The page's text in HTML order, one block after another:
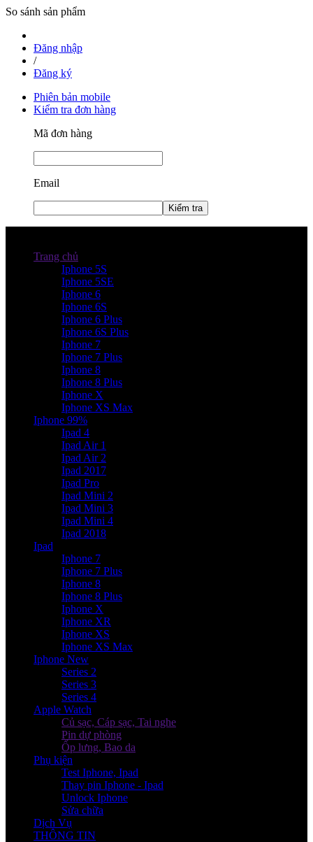
So sánh sản phẩm
Đăng nhập
/
Đăng ký
Phiên bản mobile
Kiểm tra đơn hàng
Mã đơn hàng
Email
Kiểm tra
Trang chủ
Iphone 5S
Iphone 5SE
Iphone 6
Iphone 6S
Iphone 6 Plus
Iphone 6S Plus
Iphone 7
Iphone 7 Plus
Iphone 8
Iphone 8 Plus
Iphone X
Iphone XS Max
Iphone 99%
Ipad 4
Ipad Air 1
Ipad Air 2
Ipad 2017
Ipad Pro
Ipad Mini 2
Ipad Mini 3
Ipad Mini 4
Ipad 2018
Ipad
Iphone 7
Iphone 7 Plus
Iphone 8
Iphone 8 Plus
Iphone X
Iphone XR
Iphone XS
Iphone XS Max
Iphone New
Series 2
Series 3
Series 4
Apple Watch
Củ sạc, Cáp sạc, Tai nghe
Pin dự phòng
Ốp lưng, Bao da
Phụ kiện
Test Iphone, Ipad
Thay pin Iphone - Ipad
Unlock Iphone
Sửa chữa
Dịch Vụ
THÔNG TIN